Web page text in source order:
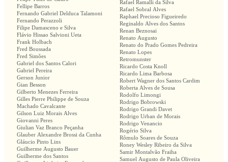
Fellipe Barros
Fernando Gabriel Delduca Talamoni
Fernando Perazzoli
Filipe Damasceno e Silva
Flávio Hissao Salvioni Ueta
Frank Holbach
Fred Boussada
Fred Simões
Gabriel dos Santos Calori
Gabriel Pereira
Gerson Junior
Gian Besson
Gilberto Menezes Ferreira
Gilles Pierre Philippe de Souza
Machado Cavalcante
Gilson Luiz Morais Alves
Giovanni Peres
Giulian Vaz Branco Peçanha
Glauber Alexandre Brossi da Cunha
Gláucio Pinto Lins
Guilherme Augusto Bauer
Guilherme dos Santos
Rafael Ramalli da Silva
Rafael Sobral Alves
Raphael Precioso Figueiredo
Reginaldo Alves dos Santos
Renan Beznosai
Renato Augusto
Renato do Prado Gomes Pedreira
Renato Lopes
Retromunster
Ricardo Costa Knoll
Ricardo Lima Barbosa
Robert Wagner dos Santos Cardim
Roberta Alves de Sousa
Rodolfo Limongi
Rodrigo Bobrowski
Rodrigo Grandi Davet
Rodrigo Urban de Morais
Rodrigo Venancio
Rogério Silva
Rômulo Soares de Souza
Roney Wesley Ribeiro da Silva
Samir Montalvão Fraiha
Samuel Augusto de Paula Oliveira